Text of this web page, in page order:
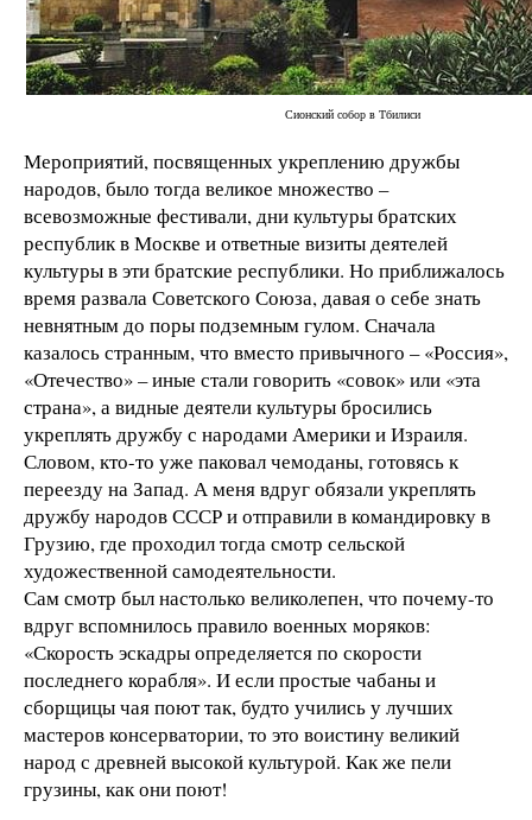
Сионский собор в Тбилиси
Мероприятий, посвященных укреплению дружбы
народов, было тогда великое множество –
всевозможные фестивали, дни культуры братских
республик в Москве и ответные визиты деятелей
культуры в эти братские республики. Но приближалось
время развала Советского Союза, давая о себе знать
невнятным до поры подземным гулом. Сначала
казалось странным, что вместо привычного – «Россия»,
«Отечество» – иные стали говорить «совок» или «эта
страна», а видные деятели культуры бросились
укреплять дружбу с народами Америки и Израиля.
Словом, кто-то уже паковал чемоданы, готовясь к
переезду на Запад. А меня вдруг обязали укреплять
дружбу народов СССР и отправили в командировку в
Грузию, где проходил тогда смотр сельской
художественной самодеятельности.
Сам смотр был настолько великолепен, что почему-то
вдруг вспомнилось правило военных моряков:
«Скорость эскадры определяется по скорости
последнего корабля». И если простые чабаны и
сборщицы чая поют так, будто учились у лучших
мастеров консерватории, то это воистину великий
народ с древней высокой культурой. Как же пели
грузины, как они поют!